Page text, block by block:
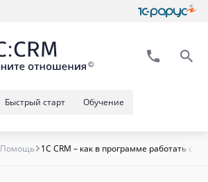
Обучение
Быстрый старт
Помощь 1C CRM – как в программе работать с